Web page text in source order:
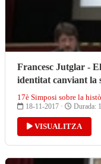
Francesc Jutglar -
identitat canviant la
17è Simposi sobre la
18-11-2017 · Durada:
VISUALITZA